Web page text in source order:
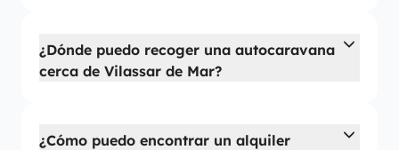
¿Dónde puedo recoger una autocaravana
cerca de Vilassar de Mar?
¿Cómo puedo encontrar un alquiler